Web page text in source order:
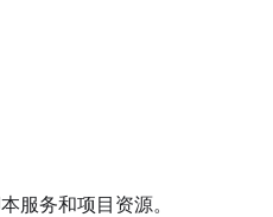
服务和项目资源。